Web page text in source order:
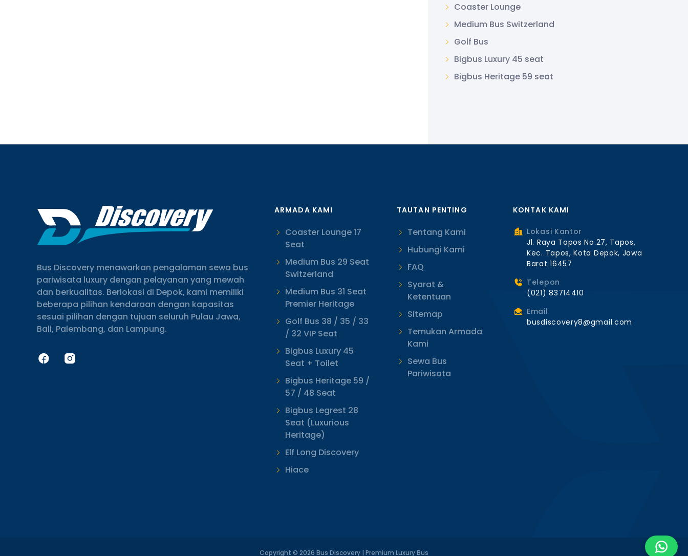
Coaster Lounge
Medium Bus Switzerland
Golf Bus
Bigbus Luxury 45 seat
Bigbus Heritage 59 seat
Bus Discovery menawarkan pengalaman sewa bus
pariwisata luxury dengan pelayanan yang mewah
dan berkualitas. Berlokasi di Depok, kami memiliki
beberapa pilihan kendaraan dengan kapasitas
sesuai pilihan dengan tujuan seluruh Pulau Jawa,
Bali, Palembang, dan Lampung.
ARMADA KAMI
Coaster Lounge 17
Seat
Medium Bus 29 Seat
Switzerland
Medium Bus 31 Seat
Premier Heritage
Golf Bus 38 / 35 / 33
/ 32 VIP Seat
Bigbus Luxury 45
Seat + Toilet
Bigbus Heritage 59 /
57 / 48 Seat
Bigbus Legrest 28
Seat (Luxurious
Heritage)
Elf Long Discovery
Hiace
TAUTAN PENTING
Tentang Kami
Hubungi Kami
FAQ
Syarat &
Ketentuan
Sitemap
Temukan Armada
Kami
Sewa Bus
Pariwisata
KONTAK KAMI
Lokasi Kantor
Jl. Raya Tapos No.27, Tapos,
Kec. Tapos, Kota Depok, Jawa
Barat 16457
Telepon
(021) 83714410
Email
busdiscovery8@gmail.com
Copyright © 2026 Bus Discovery | Premium Luxury Bus